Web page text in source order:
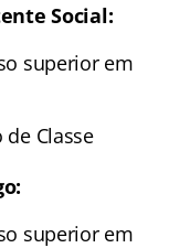
Social:
superior em
Classe
superior em